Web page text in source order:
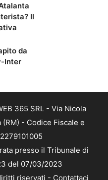
Il
da
Inter
365 SRL - Via Nicola
(RM) - Codice Fiscale e
presso il Tribunale di
del 07/03/2023
riservati - Contattaci